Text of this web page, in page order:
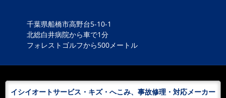
約３０パーセントが占めていると...
2024/07/16 NEWS
やれと言われても2度とできない！
イミングで刺さった...
千葉県船橋市高野台5-10-1
北総白井病院から車で1分
フォレストゴルフから500メートル
イシイオートサービス・キズ・へこみ、事故修理・対応メーカー